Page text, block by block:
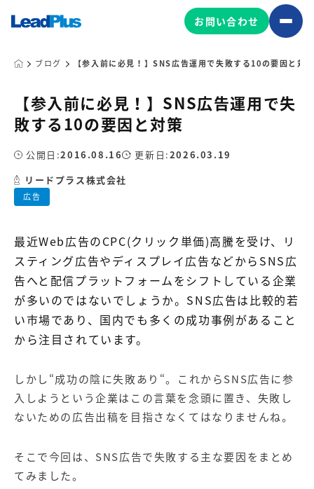
広告プロモーション
MA/CRM/SFA導入・運用
Web制作
マーケティングコンサルティング
マーケティング基盤
Leadplus One
ボード
マーケティングサービスの製品
【店舗型ビジネス向け】エリ
ア
マーケティングサービス
【金融機関向け】マーケティ
ング
【IT企業向け】マーケティン
グ
サービス
SNSアカウント運用代行サー
ビス（LINE）
【クリニック向け】新規集患
Web広告サービス
お問い合わせ
ブログ 【参入前に必見！】SNS広告運用で失敗する10の要因と対
【参入前に必見！】SNS広告運用で失
敗する10の要因と対策
広告
公開日:2016.08.16 更新日:2026.03.19
リードプラス株式会社
最近Web広告のCPC(クリック単価)高騰を受け、リ
スティング広告やディスプレイ広告などからSNS広
告へと配信プラットフォームをシフトしている企業
が多いのではないでしょうか。SNS広告は比較的若
い市場であり、国内でも多くの成功事例があること
から注目されています。
しかし“成功の陰に失敗あり“。これからSNS広告に参
入しようという企業はこの言葉を念頭に置き、失敗し
ないための広告出稿を目指さなくてはなりませんね。
そこで今回は、SNS広告で失敗する主な要因をまとめ
てみました。